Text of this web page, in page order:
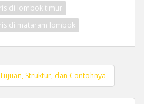
di lombok timur
di mataram lombok
Struktur, dan Contohnya